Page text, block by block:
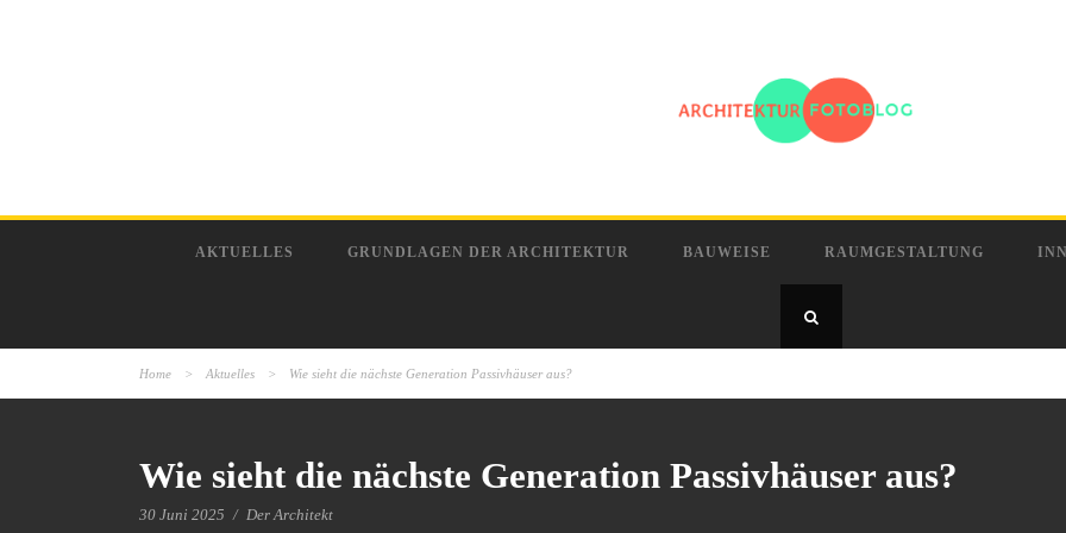
AKTUELLES GRUNDLAGEN DER ARCHITEKTUR BAUWEISE RAUMGESTALTUNG
Home > Aktuelles > Wie sieht die nächste Generation Passivhäuser aus?
Wie sieht die nächste Generation Passivhäuser aus?
30 Juni 2025 / Der Architekt